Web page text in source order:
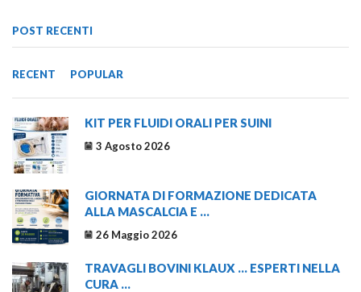
POST RECENTI
RECENT POPULAR
KIT PER FLUIDI ORALI PER SUINI
3 Agosto 2026
GIORNATA DI FORMAZIONE DEDICATA
ALLA MASCALCIA E ...
26 Maggio 2026
TRAVAGLI BOVINI KLAUX … ESPERTI NELLA
CURA ...